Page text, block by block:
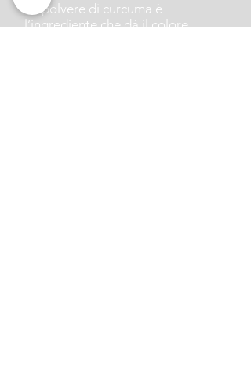
La polvere di curcuma è
l’ingrediente che dà il colore